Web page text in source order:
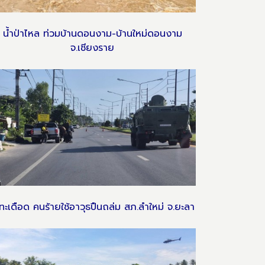
น้ำป่าไหล ท่วมบ้านดอนงาม-บ้านใหม่ดอนงาม
จ.เชียงราย
ะเดือด คนร้ายใช้อาวุธปืนถล่ม สภ.ลำใหม่ จ.ยะลา